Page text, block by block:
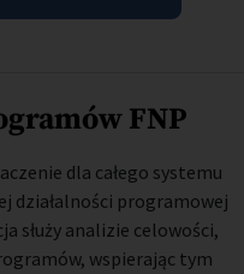
FNP
dla całego systemu
działalności programowej
służy analizie celowości,
wspierając tym